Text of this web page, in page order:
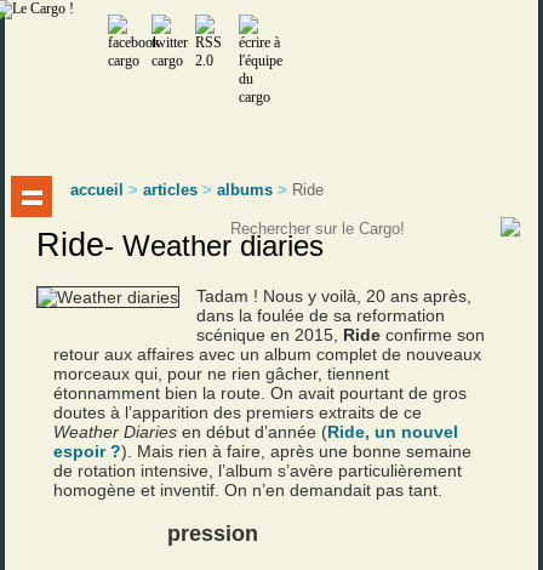
accueil >articles >albums > Ride
Ride-Weather diaries
Tadam ! Nous y voilà, 20 ans après,
dans la foulée de sa reformation
scénique en 2015, Ride confirme son
retour aux affaires avec un album complet de nouveaux
morceaux qui, pour ne rien gâcher, tiennent
étonnamment bien la route. On avait pourtant de gros
doutes à l’apparition des premiers extraits de ce
Weather Diaries en début d’année (Ride, un nouvel
espoir ?). Mais rien à faire, après une bonne semaine
de rotation intensive, l’album s’avère particulièrement
homogène et inventif. On n’en demandait pas tant.
pression